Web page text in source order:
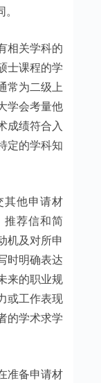
相关学科的
士课程的学
常为二级上
学会考量他
成绩符合入
定的学科知
其他申请材
推荐信和简
机及对所申
时明确表达
来的职业规
或工作表现
的学术求学
准备申请材